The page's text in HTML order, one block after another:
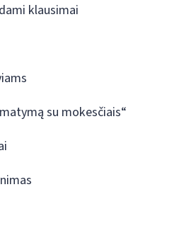
klausimai
su mokesčiais“